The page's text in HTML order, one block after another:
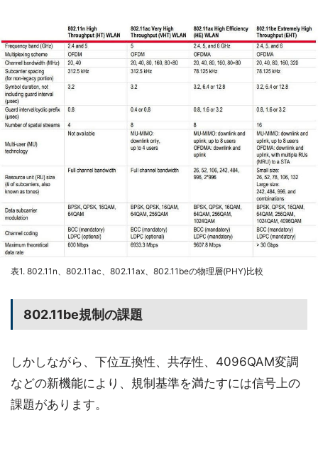
表1. 802.11n、802.11ac、802.11ax、802.11beの物理層(PHY)比較
802.11be規制の課題
しかしながら、下位互換性、共存性、4096QAM変調
などの新機能により、規制基準を満たすには信号上の
課題があります。